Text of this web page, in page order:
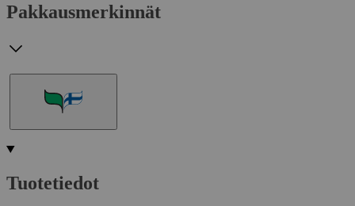
Pakkausmerkinnät
Tuotetiedot